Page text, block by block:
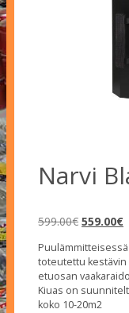
Narvi
599.00€
oli:
599.00€.
559.00€
toteutettu kestävin
etuosan
Kiuas on
koko 10-20m2